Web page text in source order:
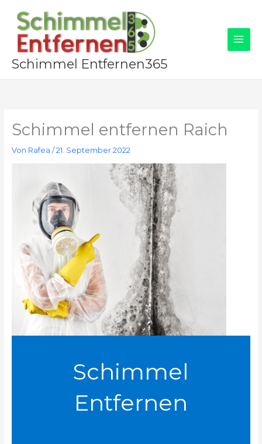
Inhalt
springen
Schimmel Entfernen365
Schimmel entfernen Raich
Von Rafea /21. September 2022
Schimmel
Entfernen